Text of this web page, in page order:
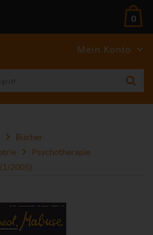
Mein Konto
0
Bücher
Psychotherapie
2005)